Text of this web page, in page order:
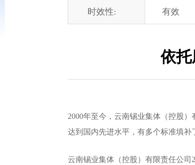
时效性: 有效
依
2000年至今，云南锡业集体（控股
达到国内先进水平，有多个标准填补
云南锡业集体（控股）有限责任公司